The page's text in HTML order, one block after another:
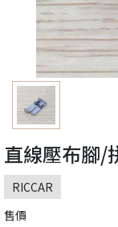
直線壓布腳/
RICCAR
售價